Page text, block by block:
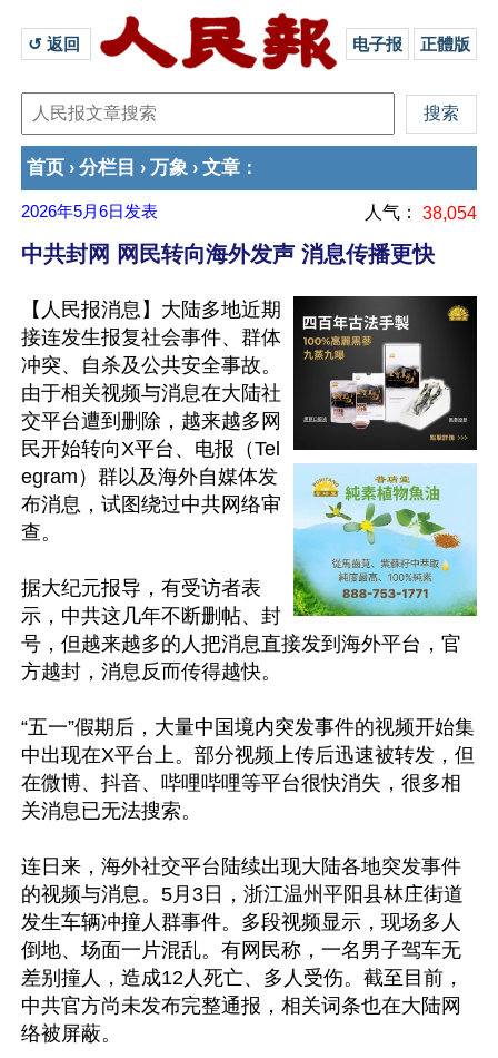
↺ 返回 电子报 正體版
首页 › 分栏目 › 万象 › 文章 ：
2026年5月6日 发表 人气： 38,054
中共封网 网民转向海外发声 消息传播更快
【人民报消息】大陆多地近期
接连发生报复社会事件、群体
冲突、自杀及公共安全事故。
由于相关视频与消息在大陆社
交平台遭到删除，越来越多网
民开始转向X平台、电报（Tel
egram）群以及海外自媒体发
布消息，试图绕过中共网络审
查。
据大纪元报导，有受访者表
示，中共这几年不断删帖、封
号，但越来越多的人把消息直接发到海外平台，官
方越封，消息反而传得越快。
“五一”假期后，大量中国境内突发事件的视频开始集
中出现在X平台上。部分视频上传后迅速被转发，但
在微博、抖音、哔哩哔哩等平台很快消失，很多相
关消息已无法搜索。
连日来，海外社交平台陆续出现大陆各地突发事件
的视频与消息。5月3日，浙江温州平阳县林庄街道
发生车辆冲撞人群事件。多段视频显示，现场多人
倒地、场面一片混乱。有网民称，一名男子驾车无
差别撞人，造成12人死亡、多人受伤。截至目前，
中共官方尚未发布完整通报，相关词条也在大陆网
络被屏蔽。